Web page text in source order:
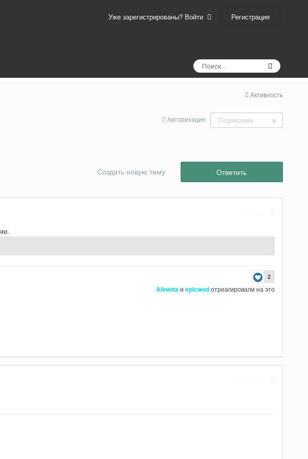
Уже зарегистрированы? Войти Регистрация
Активность
Авторизация Подписчики 0
Ответить
Создать новую тему
2
Alinetta и epicwodотреагировали на это